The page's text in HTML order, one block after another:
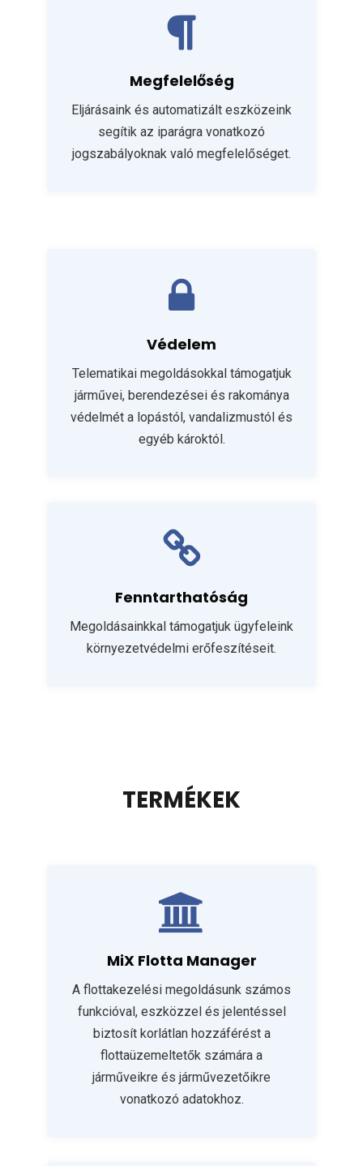
Megfelelőség
Eljárásaink és automatizált eszközeink
segítik az iparágra vonatkozó
jogszabályoknak való megfelelőséget.
Védelem
Telematikai megoldásokkal támogatjuk
járművei, berendezései és rakománya
védelmét a lopástól, vandalizmustól és
egyéb károktól.
Fenntarthatóság
Megoldásainkkal támogatjuk ügyfeleink
környezetvédelmi erőfeszítéseit.
TERMÉKEK
MiX Flotta Manager
A flottakezelési megoldásunk számos
funkcióval, eszközzel és jelentéssel
biztosít korlátlan hozzáférést a
flottaüzemeltetők számára a
járműveikre és járművezetőikre
vonatkozó adatokhoz.